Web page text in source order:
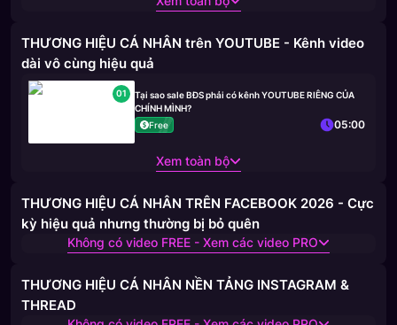
THƯƠNG HIỆU CÁ NHÂN trên YOUTUBE - Kênh video
dài vô cùng hiệu quả
01
Tại sao sale BĐS phải có kênh YOUTUBE RIÊNG CỦA
CHÍNH MÌNH?
Free
05:00
Xem toàn bộ
THƯƠNG HIỆU CÁ NHÂN TRÊN FACEBOOK 2026 - Cực
kỳ hiệu quả nhưng thường bị bỏ quên
Không có video FREE - Xem các video PRO
THƯƠNG HIỆU CÁ NHÂN NỀN TẢNG INSTAGRAM &
THREAD